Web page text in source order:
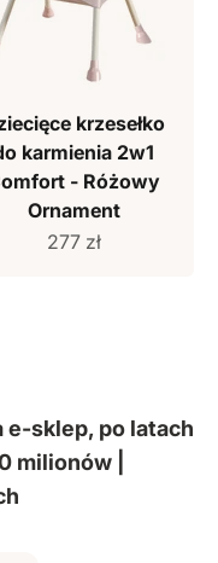
krzesełko
karmienia 2w1
- Różowy
Ornament
Cena sprzedaży
277 zł
e-sklep, po latach
milionów |